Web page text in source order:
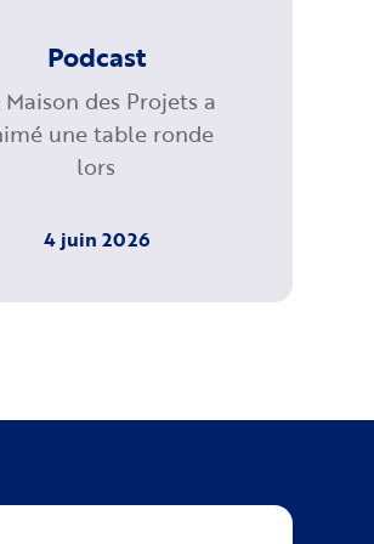
Podcast
Maison des Projets a
une table ronde
lors
4 juin 2026